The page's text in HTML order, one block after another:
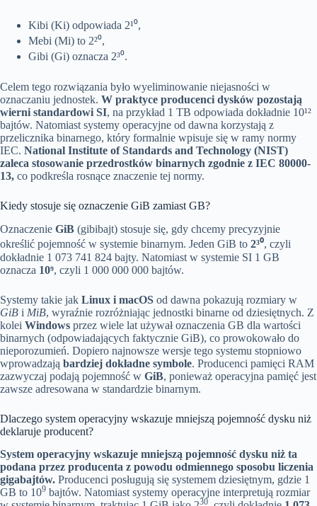
Kibi (Ki) odpowiada 2¹⁰,
Mebi (Mi) to 2²⁰,
Gibi (Gi) oznacza 2³⁰.
Celem tego rozwiązania było wyeliminowanie niejasności w
oznaczaniu jednostek. W praktyce producenci dysków pozostają
wierni standardowi SI, na przykład 1 TB odpowiada dokładnie 10¹²
bajtów. Natomiast systemy operacyjne od dawna korzystają z
przelicznika binarnego, który formalnie wpisuje się w ramy normy
IEC. National Institute of Standards and Technology (NIST)
zaleca stosowanie przedrostków binarnych zgodnie z IEC 80000-
13, co podkreśla rosnące znaczenie tej normy.
Kiedy stosuje się oznaczenie GiB zamiast GB?
Oznaczenie GiB (gibibajt) stosuje się, gdy chcemy precyzyjnie
określić pojemność w systemie binarnym. Jeden GiB to 2³⁰, czyli
dokładnie 1 073 741 824 bajty. Natomiast w systemie SI 1 GB
oznacza 10⁹, czyli 1 000 000 000 bajtów.
Systemy takie jak Linux i macOS od dawna pokazują rozmiary w
GiB i MiB, wyraźnie rozróżniając jednostki binarne od dziesiętnych. Z
kolei Windows przez wiele lat używał oznaczenia GB dla wartości
binarnych (odpowiadających faktycznie GiB), co prowokowało do
nieporozumień. Dopiero najnowsze wersje tego systemu stopniowo
wprowadzają bardziej dokładne symbole. Producenci pamięci RAM
zazwyczaj podają pojemność w GiB, ponieważ operacyjna pamięć jest
zawsze adresowana w standardzie binarnym.
Dlaczego system operacyjny wskazuje mniejszą pojemność dysku niż
deklaruje producent?
System operacyjny wskazuje mniejszą pojemność dysku niż ta
podana przez producenta z powodu odmiennego sposobu liczenia
gigabajtów. Producenci posługują się systemem dziesiętnym, gdzie 1
GB to 109 bajtów. Natomiast systemy operacyjne interpretują rozmiar
30